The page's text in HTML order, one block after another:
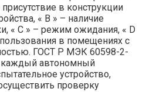
в конструкции
« B » – наличие
« C » – режим ожидания, « D
в помещениях с
ГОСТ Р МЭК 60598-2-
каждый автономный
устройство,
проверку